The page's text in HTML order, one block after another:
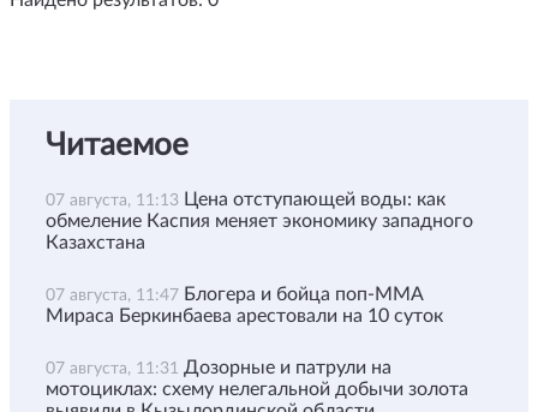
Читаемое
07 августа, 11:13 Цена отступающей воды: как
обмеление Каспия меняет экономику западного
Казахстана
07 августа, 11:47 Блогера и бойца поп-ММА
Мираса Беркинбаева арестовали на 10 суток
07 августа, 11:31 Дозорные и патрули на
мотоциклах: схему нелегальной добычи золота